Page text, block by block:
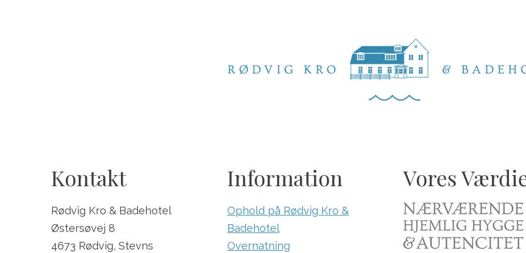
Kontakt
Rødvig Kro & Badehotel
Østersøvej 8
4673 Rødvig, Stevns
Information
Ophold på Rødvig Kro &
Badehotel
Overnatning
Vores